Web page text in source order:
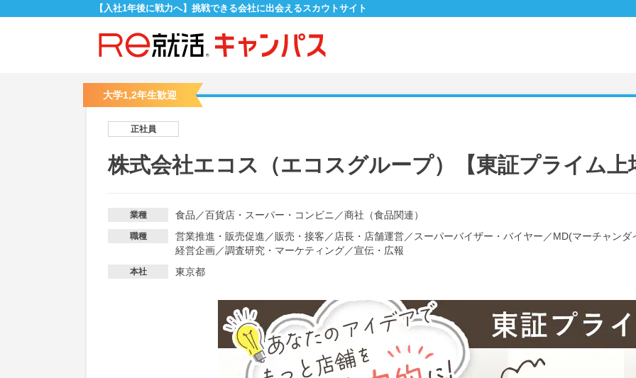
【入社1年後に戦力へ】挑戦できる会社に出会えるスカウトサイト
大学1,2年生歓迎
正社員
株式会社エコス（エコスグループ）【東証プライム上
業種 食品 ／百貨店・スーパー・コンビニ ／商社（食品関連）
職種 営業推進・販売促進 ／販売・接客 ／ 店長・店舗運営／ スーパーバイザー・バイヤー ／MD(マーチャンダ
経営企画／調査研究・マーケティング／宣伝・広報
本社 東京都